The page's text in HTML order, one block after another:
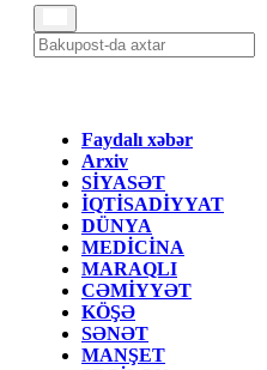
Faydalı xəbər
Arxiv
SİYASƏT
İQTİSADİYYAT
DÜNYA
MEDİCİNA
MARAQLI
CƏMİYYƏT
KÖŞƏ
SƏNƏT
MANŞET